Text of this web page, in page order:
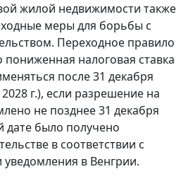
жилой недвижимости также
меры для борьбы с
Переходное правило
пониженная налоговая ставка
после 31 декабря
г.), если разрешение на
не позднее 31 декабря
дате было получено
в соответствии с
в Венгрии.